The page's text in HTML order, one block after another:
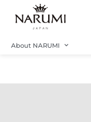
About NARUMI